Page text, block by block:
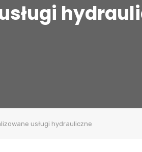
usługi hydrauliczne